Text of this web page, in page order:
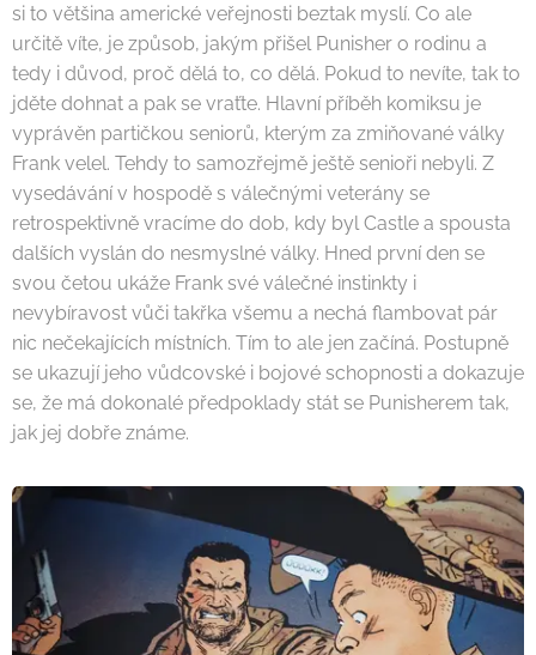
si to většina americké veřejnosti beztak myslí. Co ale
určitě víte, je způsob, jakým přišel Punisher o rodinu a
tedy i důvod, proč dělá to, co dělá. Pokud to nevíte, tak to
jděte dohnat a pak se vraťte. Hlavní příběh komiksu je
vyprávěn partičkou seniorů, kterým za zmiňované války
Frank velel. Tehdy to samozřejmě ještě senioři nebyli. Z
vysedávání v hospodě s válečnými veterány se
retrospektivně vracíme do dob, kdy byl Castle a spousta
dalších vyslán do nesmyslné války. Hned první den se
svou četou ukáže Frank své válečné instinkty i
nevybíravost vůči takřka všemu a nechá flambovat pár
nic nečekajících místních. Tím to ale jen začíná. Postupně
se ukazují jeho vůdcovské i bojové schopnosti a dokazuje
se, že má dokonalé předpoklady stát se Punisherem tak,
jak jej dobře známe.